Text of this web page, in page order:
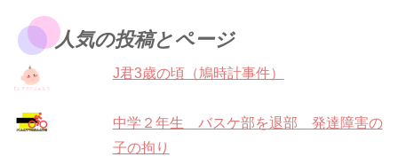
人気の投稿とページ
J君3歳の頃（鳩時計事件）
中学２年生 バスケ部を退部 発達障害の
子の拘り